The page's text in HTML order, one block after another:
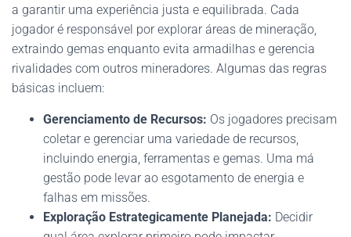
a garantir uma experiência justa e equilibrada. Cada
jogador é responsável por explorar áreas de mineração,
extraindo gemas enquanto evita armadilhas e gerencia
rivalidades com outros mineradores. Algumas das regras
básicas incluem:
Gerenciamento de Recursos: Os jogadores precisam
coletar e gerenciar uma variedade de recursos,
incluindo energia, ferramentas e gemas. Uma má
gestão pode levar ao esgotamento de energia e
falhas em missões.
Exploração Estrategicamente Planejada: Decidir